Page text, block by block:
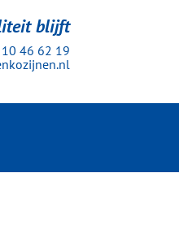
blijft
46 62 19